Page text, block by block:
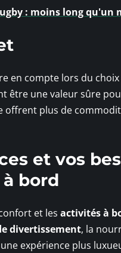
: moins long qu'un
en compte lors du
être une valeur sûre
offrent plus de
et vos
bord
et les activités à
divertissement, la
expérience plus